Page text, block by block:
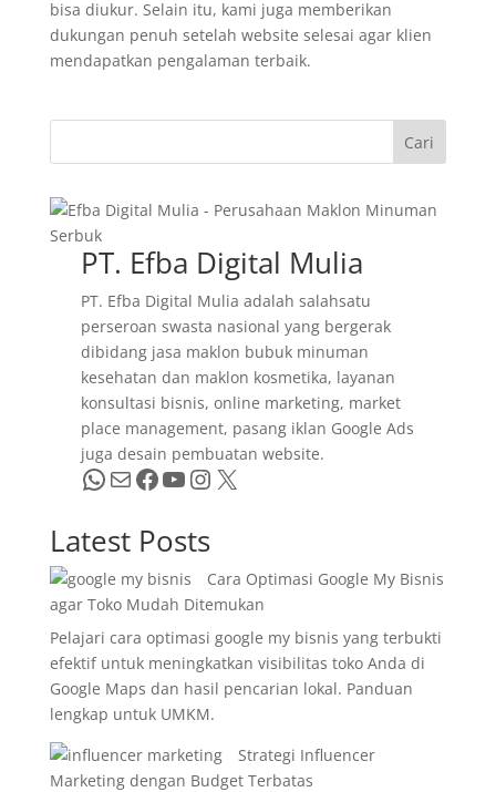
bisa diukur. Selain itu, kami juga memberikan
dukungan penuh setelah website selesai agar klien
mendapatkan pengalaman terbaik.
Cari
PT. Efba Digital Mulia
PT. Efba Digital Mulia adalah salahsatu
perseroan swasta nasional yang bergerak
dibidang jasa maklon bubuk minuman
kesehatan dan maklon kosmetika, layanan
konsultasi bisnis, online marketing, market
place management, pasang iklan Google Ads
juga desain pembuatan website.
WhatsApp Mail Facebook YouTube InstagramX
Latest Posts
Cara Optimasi Google My Bisnis
agar Toko Mudah Ditemukan
Pelajari cara optimasi google my bisnis yang terbukti
efektif untuk meningkatkan visibilitas toko Anda di
Google Maps dan hasil pencarian lokal. Panduan
lengkap untuk UMKM.
Strategi Influencer
Marketing dengan Budget Terbatas